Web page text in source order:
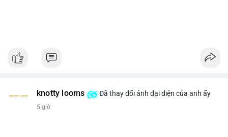
knotty looms Đã thay đổi ảnh đại diện của anh ấy
5 giờ